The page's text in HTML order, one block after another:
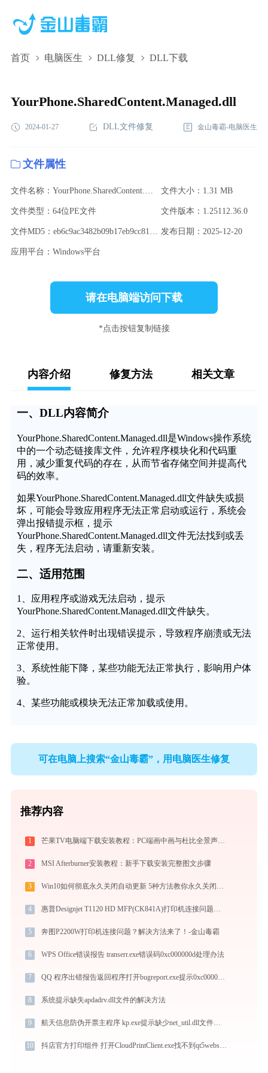
首页 电脑医生 DLL修复 DLL下载
YourPhone.SharedContent.Managed.dll
2024-01-27 DLL文件修复 金山毒霸-电脑医生
文件属性
文件名称：YourPhone.SharedContent.Managed.dll 文件大小：1.31 MB
文件类型：64位PE文件 文件版本：1.25112.36.0
文件MD5：eb6c9ac3482b09b17eb9cc813b4f32ee 发布日期：2025-12-20
应用平台：Windows平台
请在电脑端访问下载
*点击按钮复制链接
内容介绍 修复方法 相关文章
一、DLL内容简介
YourPhone.SharedContent.Managed.dll是Windows操作系统
中的一个动态链接库文件，允许程序模块化和代码重
用，减少重复代码的存在，从而节省存储空间并提高代
码的效率。
如果YourPhone.SharedContent.Managed.dll文件缺失或损
坏，可能会导致应用程序无法正常启动或运行，系统会
弹出报错提示框，提示
YourPhone.SharedContent.Managed.dll文件无法找到或丢
失，程序无法启动，请重新安装。
二、适用范围
1、应用程序或游戏无法启动，提示
YourPhone.SharedContent.Managed.dll文件缺失。
2、运行相关软件时出现错误提示，导致程序崩溃或无法
正常使用。
3、系统性能下降，某些功能无法正常执行，影响用户体
验。
4、某些功能或模块无法正常加载或使用。
可在电脑上搜索“金山毒霸”，用电脑医生修复
推荐内容
1 芒果TV电脑端下载安装教程：PC端画中画与杜比全景声摸鱼神器评测
2 MSI Afterburner安装教程：新手下载安装完整图文步骤
3 Win10如何彻底永久关闭自动更新 5种方法教你永久关闭win10自动更新
4 惠普Designjet T1120 HD MFP(CK841A)打印机连接问题解决方法-金山毒霸
5 奔图P2200W打印机连接问题？解决方法来了！-金山毒霸
6 WPS Office错误报告 transerr.exe错误码0xc000000d处理办法
7 QQ 程序出错报告返回程序打开bugreport.exe提示0xc000007b错误码怎么办
8 系统提示缺失apdadrv.dll文件的解决方法
9 航天信息防伪开票主程序 kp.exe提示缺少net_util.dll文件的解决办法
10 抖店官方打印组件 打开CloudPrintClient.exe找不到qt5websockets.dll怎么办